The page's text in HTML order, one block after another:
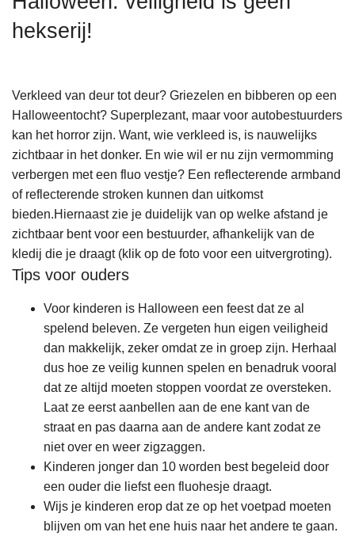
hekserij!
Verkleed van deur tot deur? Griezelen en bibberen op een
Halloweentocht? Superplezant, maar voor autobestuurders
kan het horror zijn. Want, wie verkleed is, is nauwelijks
zichtbaar in het donker. En wie wil er nu zijn vermomming
verbergen met een fluo vestje? Een reflecterende armband
of reflecterende stroken kunnen dan uitkomst
bieden.Hiernaast zie je duidelijk van op welke afstand je
zichtbaar bent voor een bestuurder, afhankelijk van de
kledij die je draagt (klik op de foto voor een uitvergroting).
Tips voor ouders
Voor kinderen is Halloween een feest dat ze al
spelend beleven. Ze vergeten hun eigen veiligheid
dan makkelijk, zeker omdat ze in groep zijn. Herhaal
dus hoe ze veilig kunnen spelen en benadruk vooral
dat ze altijd moeten stoppen voordat ze oversteken.
Laat ze eerst aanbellen aan de ene kant van de
straat en pas daarna aan de andere kant zodat ze
niet over en weer zigzaggen.
Kinderen jonger dan 10 worden best begeleid door
een ouder die liefst een fluohesje draagt.
Wijs je kinderen erop dat ze op het voetpad moeten
blijven om van het ene huis naar het andere te gaan.